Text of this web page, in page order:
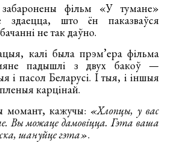
фільм «У тумане»
што ён паказваўся
не так даўно.
калі была прэм’ера фільма
падышлі з двух бакоў —
і пасол Беларусі. І тыя, і іншыя
карцінай.
момант, кажучы: «Хлопцы, у вас
Вы можаце дамовіцца. Гэта ваша
шануйце гэта».